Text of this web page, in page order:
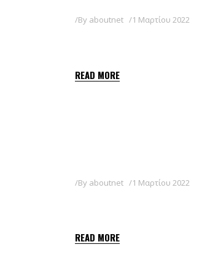
By aboutnet 1 Μαρτίου 2022
READ MORE
By aboutnet 1 Μαρτίου 2022
READ MORE